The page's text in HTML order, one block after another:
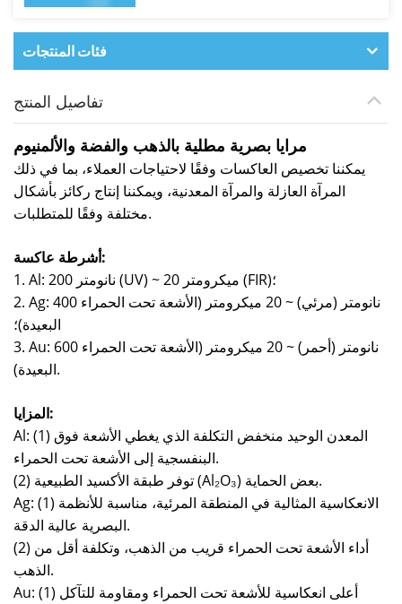
فئات المنتجات
تفاصيل المنتج
مرايا بصرية مطلية بالذهب والفضة والألمنيوم
يمكننا تخصيص العاكسات وفقًا لاحتياجات العملاء، بما في ذلك
المرآة العازلة والمرآة المعدنية، ويمكننا إنتاج ركائز بأشكال
مختلفة وفقًا للمتطلبات.
أشرطة عاكسة:
1. Al: 200 نانومتر (UV) ~ 20 ميكرومتر (FIR)؛
2. Ag: 400 نانومتر (مرئي) ~ 20 ميكرومتر (الأشعة تحت الحمراء
البعيدة)؛
3. Au: 600 نانومتر (أحمر) ~ 20 ميكرومتر (الأشعة تحت الحمراء
البعيدة).
المزايا:
Al: (1) المعدن الوحيد منخفض التكلفة الذي يغطي الأشعة فوق
البنفسجية إلى الأشعة تحت الحمراء.
(2) توفر طبقة الأكسيد الطبيعية (Al₂O₃) بعض الحماية.
Ag: (1) الانعكاسية المثالية في المنطقة المرئية، مناسبة للأنظمة
البصرية عالية الدقة.
(2) أداء الأشعة تحت الحمراء قريب من الذهب، وتكلفة أقل من
الذهب.
Au: (1) أعلى انعكاسية للأشعة تحت الحمراء ومقاومة للتآكل